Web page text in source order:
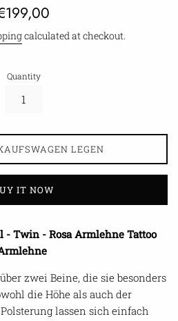
calculated at checkout.
Quantity
LEGEN
IT NOW
- Twin - Rosa Armlehne Tattoo
zwei Beine, die sie besonders
die Höhe als auch der
lassen sich einfach